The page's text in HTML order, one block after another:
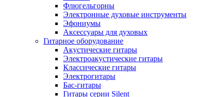
Флюгельгорны
Электронные духовые инструменты
Эфониумы
Аксессуары для духовых
Гитарное оборудование
Акустические гитары
Электроакустические гитары
Классические гитары
Электрогитары
Бас-гитары
Гитары серии Silent